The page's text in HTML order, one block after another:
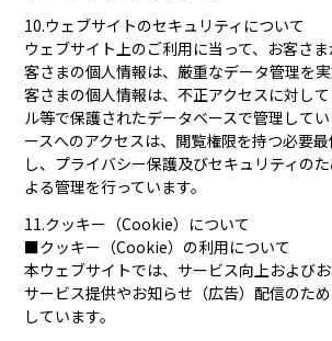
10.ウェブサイトのセキュリティについて
ウェブサイト上のご利用に当って、お客さ
客さまの個人情報は、厳重なデータ管理を
客さまの個人情報は、不正アクセスに対し
ル等で保護されたデータベースで管理して
ースへのアクセスは、閲覧権限を持つ必要
し、プライバシー保護及びセキュリティの
よる管理を行っています。
11.クッキー（Cookie）について
■クッキー（Cookie）の利用について
本ウェブサイトでは、サービス向上および
サービス提供やお知らせ（広告）配信のた
しています。